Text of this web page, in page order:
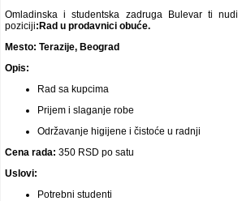
Omladinska i studentska zadruga Bulevar ti nudi
poziciji:Rad u prodavnici obuće.
Mesto: Terazije, Beograd
Opis:
Rad sa kupcima
Prijem i slaganje robe
Održavanje higijene i čistoće u radnji
Cena rada: 350 RSD po satu
Uslovi:
Potrebni studenti